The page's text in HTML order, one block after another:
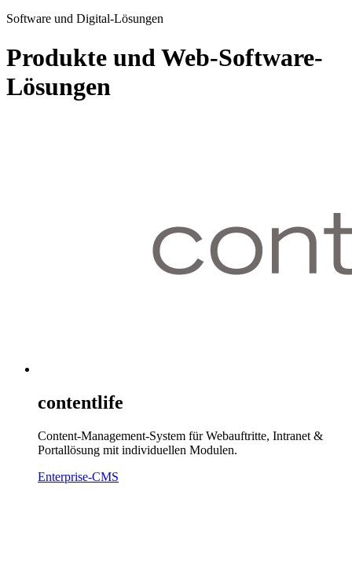
Software und Digital-Lösungen
Produkte und Web-Software-
Lösungen
contentlife
Content-Management-System für Webauftritte, Intranet &
Portallösung mit individuellen Modulen.
Enterprise-CMS